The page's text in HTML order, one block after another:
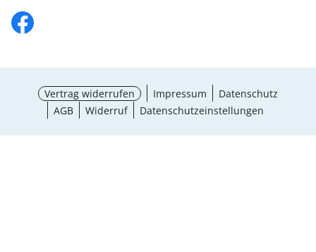
Vertrag widerrufen Impressum
Datenschutz
AGB
Widerruf Datenschutzeinstellungen